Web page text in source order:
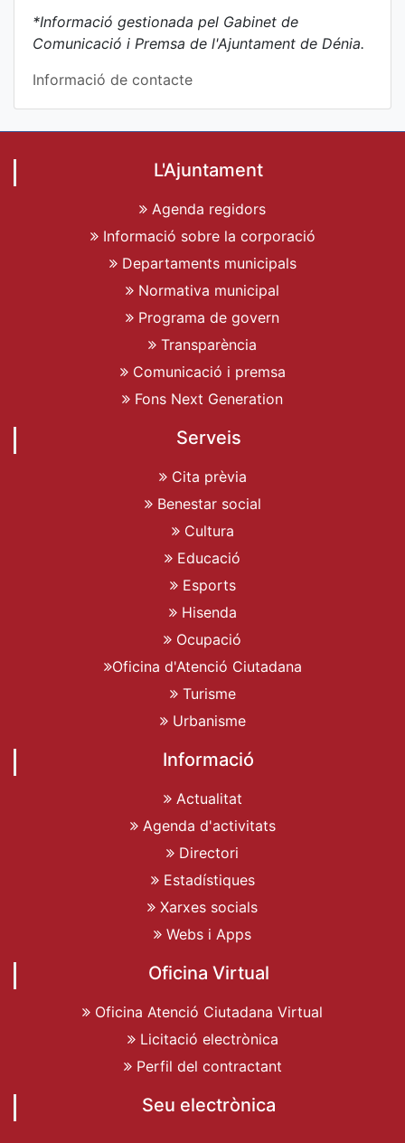
*Informació gestionada pel Gabinet de
Comunicació i Premsa de l'Ajuntament de Dénia.
Informació de contacte
L'Ajuntament
Agenda regidors
Informació sobre la corporació
Departaments municipals
Normativa municipal
Programa de govern
Transparència
Comunicació i premsa
Fons Next Generation
Serveis
Cita prèvia
Benestar social
Cultura
Educació
Esports
Hisenda
Ocupació
Oficina d'Atenció Ciutadana
Turisme
Urbanisme
Informació
Actualitat
Agenda d'activitats
Directori
Estadístiques
Xarxes socials
Webs i Apps
Oficina Virtual
Oficina Atenció Ciutadana Virtual
Licitació electrònica
Perfil del contractant
Seu electrònica